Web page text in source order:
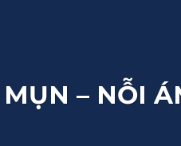
MỤN – NỖI